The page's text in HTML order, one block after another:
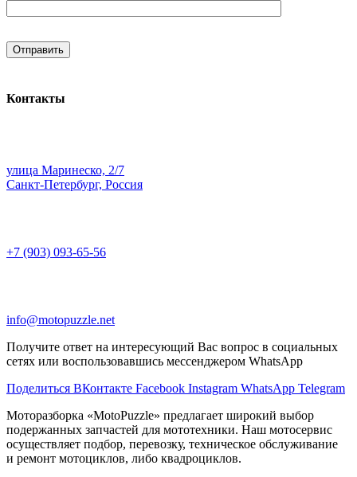
Контакты
улица Маринеско, 2/7
Санкт-Петербург, Россия
+7 (903) 093-65-56
info@motopuzzle.net
Получите ответ на интересующий Вас вопрос в социальных
сетях или воспользовавшись мессенджером WhatsApp
Поделиться ВКонтакте Facebook Instagram WhatsApp Telegram
Моторазборка «MotoPuzzle» предлагает широкий выбор
подержанных запчастей для мототехники. Наш мотосервис
осуществляет подбор, перевозку, техническое обслуживание
и ремонт мотоциклов, либо квадроциклов.